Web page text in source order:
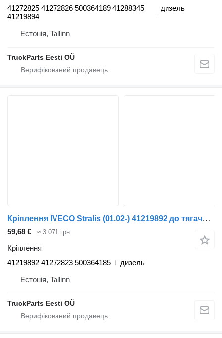
41272825 41272826 500364189 41288345
41219894
дизель
Естонія, Tallinn
TruckParts Eesti OÜ
Кріплення IVECO Stralis (01.02-) 41219892 до тягача IVECO Stralis, Trakker (2002-)
59,68 € ≈ 3 071 грн
Кріплення
41219892 41272823 500364185
дизель
Естонія, Tallinn
TruckParts Eesti OÜ